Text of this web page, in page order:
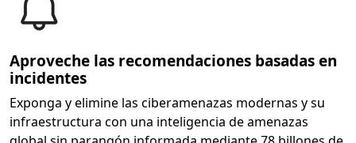
Aproveche las recomendaciones basadas en
incidentes
Exponga y elimine las ciberamenazas modernas y su
infraestructura con una inteligencia de amenazas